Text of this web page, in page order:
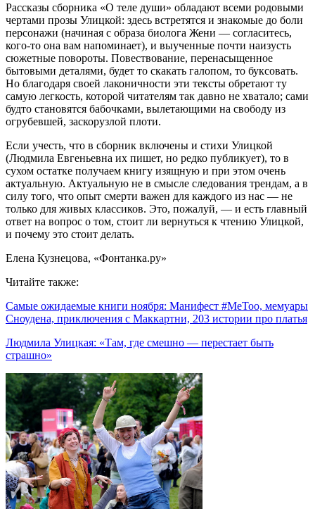
Рассказы сборника «О теле души» обладают всеми родовыми
чертами прозы Улицкой: здесь встретятся и знакомые до боли
персонажи (начиная с образа биолога Жени — согласитесь,
кого-то она вам напоминает), и выученные почти наизусть
сюжетные повороты. Повествование, перенасыщенное
бытовыми деталями, будет то скакать галопом, то буксовать.
Но благодаря своей лаконичности эти тексты обретают ту
самую легкость, которой читателям так давно не хватало; сами
будто становятся бабочками, вылетающими на свободу из
огрубевшей, заскорузлой плоти.
Если учесть, что в сборник включены и стихи Улицкой
(Людмила Евгеньевна их пишет, но редко публикует), то в
сухом остатке получаем книгу изящную и при этом очень
актуальную. Актуальную не в смысле следования трендам, а в
силу того, что опыт смерти важен для каждого из нас — не
только для живых классиков. Это, пожалуй, — и есть главный
ответ на вопрос о том, стоит ли вернуться к чтению Улицкой,
и почему это стоит делать.
Елена Кузнецова, «Фонтанка.ру»
Читайте также:
Самые ожидаемые книги ноября: Манифест #MeToo, мемуары
Сноудена, приключения с Маккартни, 203 истории про платья
Людмила Улицкая: «Там, где смешно — перестает быть
страшно»